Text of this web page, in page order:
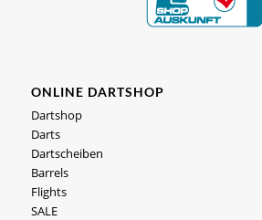
ONLINE DARTSHOP
Dartshop
Darts
Dartscheiben
Barrels
Flights
SALE